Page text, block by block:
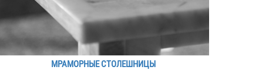
МРАМОРНЫЕ СТОЛЕШНИЦЫ